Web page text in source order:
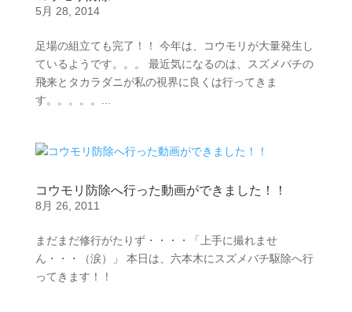
5月 28, 2014
足場の組立ても完了！！ 今年は、コウモリが大量発生し
ているようです。。。 最近気になるのは、スズメバチの
飛来とタカラダニが私の視界に良くは行ってきま
す。。。。。...
コウモリ防除へ行った動画ができました！！
8月 26, 2011
まだまだ修行がたりず・・・・「上手に撮れませ
ん・・・（涙）」 本日は、六本木にスズメバチ駆除へ行
ってきます！！